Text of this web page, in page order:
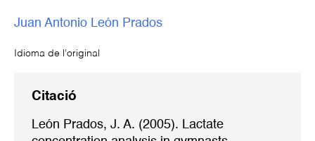
Juan Antonio León Prados
Idioma de l’original
Citació
León Prados, J. A. (2005). Lactate